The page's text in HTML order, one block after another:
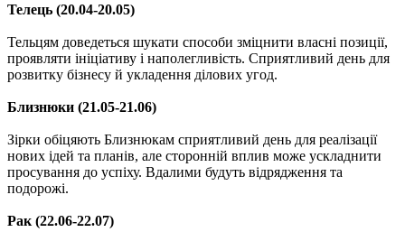
Телець (20.04-20.05)
Тельцям доведеться шукати способи зміцнити власні позиції,
проявляти ініціативу і наполегливість. Сприятливий день для
розвитку бізнесу й укладення ділових угод.
Близнюки (21.05-21.06)
Зірки обіцяють Близнюкам сприятливий день для реалізації
нових ідей та планів, але сторонній вплив може ускладнити
просування до успіху. Вдалими будуть відрядження та
подорожі.
Рак (22.06-22.07)